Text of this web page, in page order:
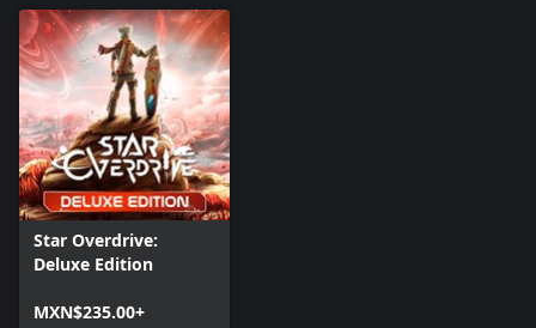
Star Overdrive:
Deluxe Edition
MXN$235.00+